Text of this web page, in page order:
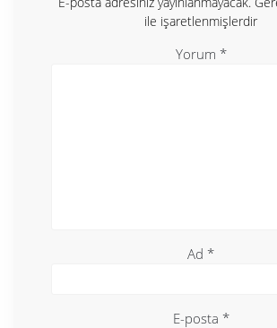
ile işaretlenmişlerdir
Yorum *
Ad *
E-posta *